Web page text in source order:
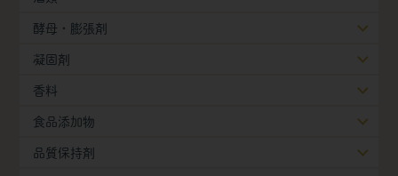
酵母・膨張剤
凝固剤
香料
食品添加物
品質保持剤